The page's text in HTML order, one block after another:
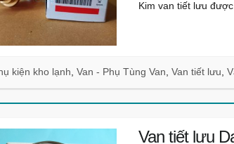
Kim van tiết lưu
kiện kho lạnh, Van - Phụ Tùng Van, Van tiết lưu,
Van tiết lưu